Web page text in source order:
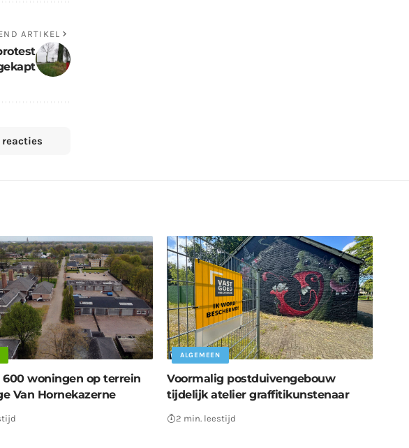
ARTIKEL
600 woningen op terrein
Van Hornekazerne
ALGEMEEN
Voormalig postduivengebouw
tijdelijk atelier graffitikunstenaar
2 min. leestijd